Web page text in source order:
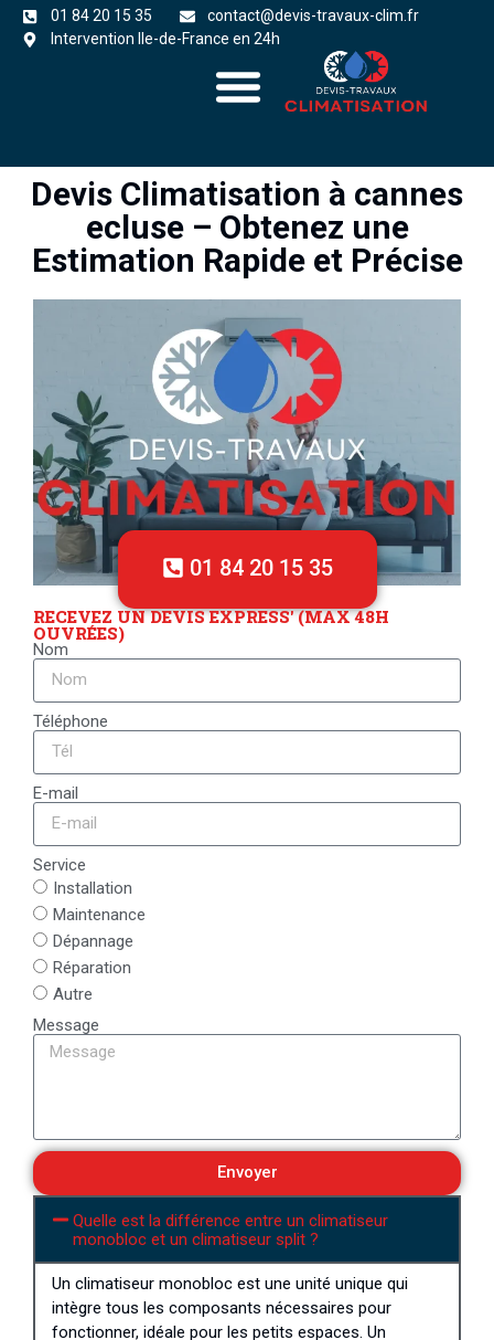
01 84 20 15 35
contact@devis-travaux-clim.fr
Intervention Ile-de-France en 24h
Devis Climatisation à cannes
ecluse – Obtenez une
Estimation Rapide et Précise
01 84 20 15 35
RECEVEZ UN DEVIS EXPRESS' (MAX 48H
OUVRÉES)
Nom
Téléphone
E-mail
Service
Installation
Maintenance
Dépannage
Réparation
Autre
Message
Envoyer
Quelle est la différence entre un climatiseur
monobloc et un climatiseur split ?
Un climatiseur monobloc est une unité unique qui
intègre tous les composants nécessaires pour
fonctionner, idéale pour les petits espaces. Un